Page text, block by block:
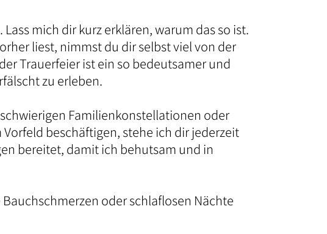
mich dir kurz erklären, warum das so ist.
liest, nimmst du dir selbst viel von der
Trauerfeier ist ein so bedeutsamer und
zu erleben.
Familienkonstellationen oder
beschäftigen, stehe ich dir jederzeit
bereitet, damit ich behutsam und in
oder schlaflosen Nächte